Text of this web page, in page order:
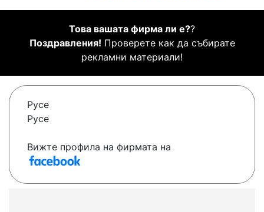
Това вашата фирма ли е??
Поздравления! Проверете как да събирате
рекламни материали!
Русе
Русе
Вижте профила на фирмата на